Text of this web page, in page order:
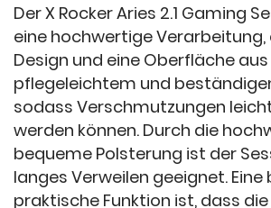
Kunstleder
Der X Rocker Aries 2.1 Gaming
eine hochwertige Verarbeitung,
Design und eine Oberfläche aus
pflegeleichtem und
sodass Verschmutzungen
werden können. Durch die
bequeme Polsterung ist der
langes Verweilen geeignet.
praktische Funktion ist, dass die